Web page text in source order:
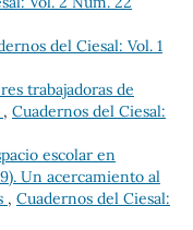
del Ciesal: Vol. 1
trabajadoras de
, Cuadernos del Ciesal:
escolar en
Un acercamiento al
, Cuadernos del Ciesal: